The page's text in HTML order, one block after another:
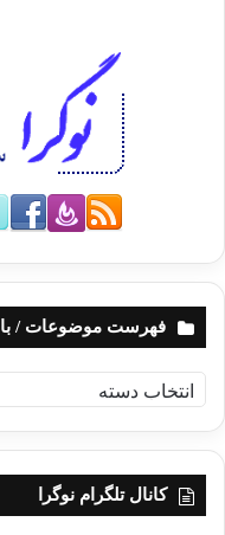
فهرست موضوعات / با
ه
ر
کانال تلگرام نوگرا